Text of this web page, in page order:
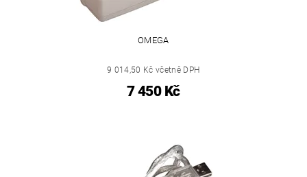
OMEGA
9 014,50 Kč včetně DPH
7 450 Kč